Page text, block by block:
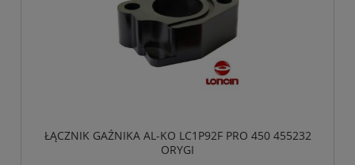
ŁĄCZNIK GAŹNIKA AL-KO LC1P92F PRO 450 455232
ORYGI